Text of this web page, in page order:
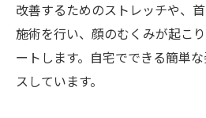
改善するためのストレッチや、
施術を行い、顔のむくみが起こ
ートします。自宅でできる簡単
スしています。